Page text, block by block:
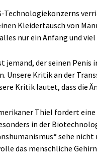
Technologiekonzerns
Kleidertausch von
alles nur ein Anfang und
jemand, der seinen
Unsere Kritik an der
Kritik lautet, dass die
Thiel fordert
in der
sehe
das menschliche